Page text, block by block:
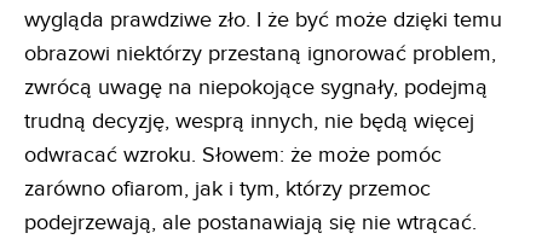
wygląda prawdziwe zło. I że być może dzięki temu
obrazowi niektórzy przestaną ignorować problem,
zwrócą uwagę na niepokojące sygnały, podejmą
trudną decyzję, wesprą innych, nie będą więcej
odwracać wzroku. Słowem: że może pomóc
zarówno ofiarom, jak i tym, którzy przemoc
podejrzewają, ale postanawiają się nie wtrącać.